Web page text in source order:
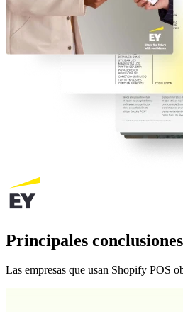
Principales conclusiones
Las empresas que usan Shopify POS